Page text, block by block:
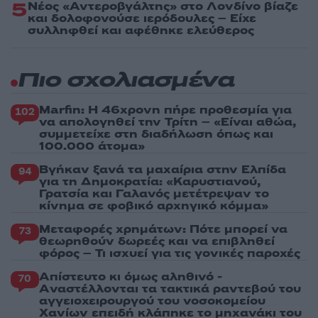
5Νέος «Αντεροβγάλτης» στο Λονδίνο βίαζε
και δολοφονούσε ιερόδουλες – Είχε
συλληφθεί και αφέθηκε ελεύθερος
Πιο σχολιασμένα
102 Marfin: Η 46χρονη πήρε προθεσμία για
να απολογηθεί την Τρίτη – «Είναι αθώα,
συμμετείχε στη διαδήλωση όπως και
100.000 άτομα»
94 Βγήκαν ξανά τα μαχαίρια στην Ελπίδα
για τη Δημοκρατία: «Καρυστιανού,
Γρατσία και Γαλανός μετέτρεψαν το
κίνημα σε φοβικό αρχηγικό κόμμα»
73 Μεταφορές χρημάτων: Πότε μπορεί να
θεωρηθούν δωρεές και να επιβληθεί
φόρος – Τι ισχυεί για τις γονικές παροχές
70 Απίστευτο κι όμως αληθινό -
Aναστέλλονται τα τακτικά ραντεβού του
αγγειοχειρουργού του νοσοκομείου
Χανίων επειδή κλάπηκε το μηχανάκι του